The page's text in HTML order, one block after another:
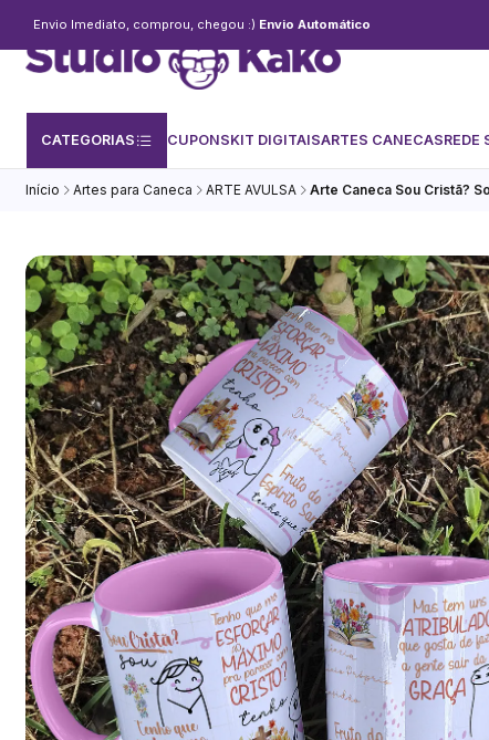
CATEGORIAS CUPONSKIT DIGITAISARTES CANECASREDE
Envio Imediato, comprou, chegou :) Envio Automático
Início Artes para Caneca ARTE AVULSA Arte Caneca Sou Cristã?